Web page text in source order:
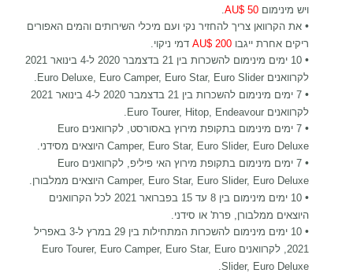
ויש מינימום 50 $AU
• את הקרוואן צריך להחזיר נקי ועם מיכלי השירותים והמים האפורים
ריקים אחרת ייגבו 200 $AU דמי ניקוי.
• 10 ימים מינימום להשכרות
בין 21 בדצמבר 2020 ל-4 בינואר 2021
לקרוואנים Euro Deluxe, Euro Camper, Euro Star, Euro Slider.
• 7 ימים מינימום להשכרות
בין 21 בדצמבר 2020 ל-4 בינואר 2021
לקרוואנים Euro Tourer, Hitop, Endeavour.
• 7 ימים מינימום בתקופת מירוץ באסורסט, לקרוואנים
Euro
Camper, Euro Star, Euro Slider, Euro Deluxe היוצאים מסידני.
• 7 ימים מינימום בתקופת מירוץ האי פיליפ, לקרוואנים
Euro
Camper, Euro Star, Euro Slider, Euro Deluxe היוצאים ממלבורן.
• 10 ימים מינימום
בין 8 עד 15 בפברואר 2021 לכל הקרוואנים
היוצאים ממלבורן, פרת' או סידני.
•
10 ימים מינימום להשכרות המתחילות בין 29 במרץ ל-3 באפריל
2021, לקרוואנים
Euro Tourer, Euro Camper, Euro Star, Euro
Slider, Euro Deluxe